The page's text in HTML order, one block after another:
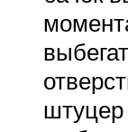
штуцер